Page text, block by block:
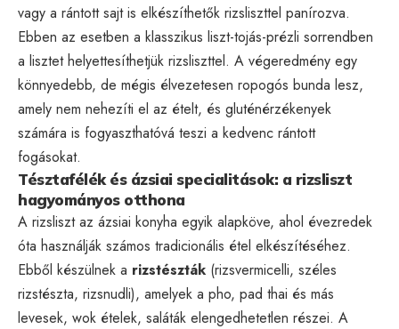
vagy a rántott sajt is elkészíthetők rizsliszttel panírozva.
Ebben az esetben a klasszikus liszt-tojás-prézli sorrendben
a lisztet helyettesíthetjük rizsliszttel. A végeredmény egy
könnyedebb, de mégis élvezetesen ropogós bunda lesz,
amely nem nehezíti el az ételt, és gluténérzékenyek
számára is fogyaszthatóvá teszi a kedvenc rántott
fogásokat.
Tésztafélék és ázsiai specialitások: a rizsliszt
hagyományos otthona
A rizsliszt az ázsiai konyha egyik alapköve, ahol évezredek
óta használják számos tradicionális étel elkészítéséhez.
Ebből készülnek a rizstészták (rizsvermicelli, széles
rizstészta, rizsnudli), amelyek a pho, pad thai és más
levesek, wok ételek, saláták elengedhetetlen részei. A